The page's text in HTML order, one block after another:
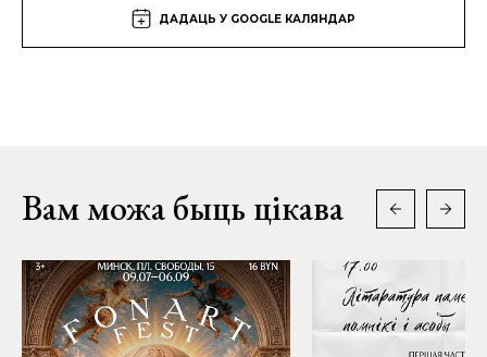
ДАДАЦЬ У GOOGLE КАЛЯНДАР
Вам можа быць цікава